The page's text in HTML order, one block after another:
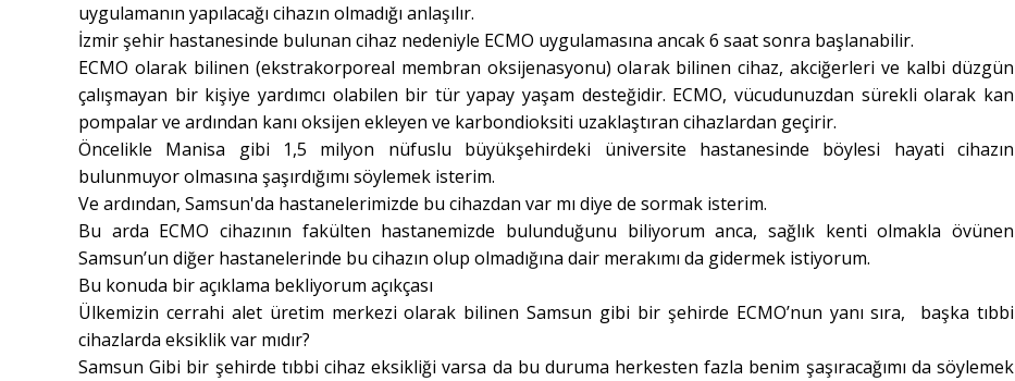
uygulamanın yapılacağı cihazın olmadığı anlaşılır.
İzmir şehir hastanesinde bulunan cihaz nedeniyle ECMO uygulamasına ancak 6 saat sonra başlanabilir.
ECMO olarak bilinen (ekstrakorporeal membran oksijenasyonu) olarak bilinen cihaz, akciğerleri ve kalbi düzgün
çalışmayan bir kişiye yardımcı olabilen bir tür yapay yaşam desteğidir. ECMO, vücudunuzdan sürekli olarak kan
pompalar ve ardından kanı oksijen ekleyen ve karbondioksiti uzaklaştıran cihazlardan geçirir.
Öncelikle Manisa gibi 1,5 milyon nüfuslu büyükşehirdeki üniversite hastanesinde böylesi hayati cihazın
bulunmuyor olmasına şaşırdığımı söylemek isterim.
Ve ardından, Samsun'da hastanelerimizde bu cihazdan var mı diye de sormak isterim.
Bu arda ECMO cihazının fakülten hastanemizde bulunduğunu biliyorum anca, sağlık kenti olmakla övünen
Samsun’un diğer hastanelerinde bu cihazın olup olmadığına dair merakımı da gidermek istiyorum.
Bu konuda bir açıklama bekliyorum açıkçası
Ülkemizin cerrahi alet üretim merkezi olarak bilinen Samsun gibi bir şehirde ECMO’nun yanı sıra, başka tıbbi
cihazlarda eksiklik var mıdır?
Samsun Gibi bir şehirde tıbbi cihaz eksikliği varsa da bu duruma herkesten fazla benim şaşıracağımı da söylemek